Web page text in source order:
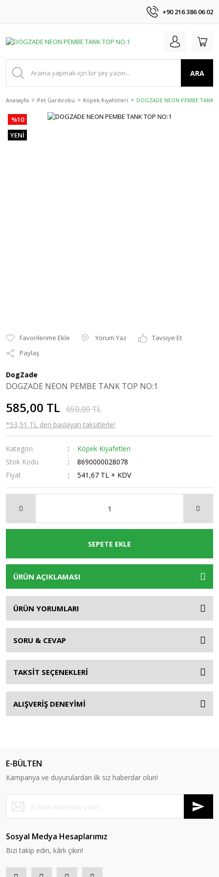
+90 216 386 06 02
ARA
Anasayfa Pet Gardırobu Köpek Kıyafetleri DOGZADE NEON PEMBE TANK
%10
YENİ
Yorum Yaz
Tavsiye Et
Paylaş
DogZade
DOGZADE NEON PEMBE TANK TOP NO:1
585,00 TL 650,00 TL
*53,51 TL den başlayan taksitlerle!
Kategori
Köpek Kıyafetleri
Stok Kodu
8690000028078
Fiyat
541,67 TL + KDV
SEPETE EKLE
ÜRÜN AÇIKLAMASI
ÜRÜN YORUMLARI
SORU & CEVAP
TAKSİT SEÇENEKLERİ
ALIŞVERİŞ DENEYİMİ
E-BÜLTEN
Kampanya ve duyurulardan ilk siz haberdar olun!
Sosyal Medya Hesaplarımız
Bizi takip edin, kârlı çıkın!